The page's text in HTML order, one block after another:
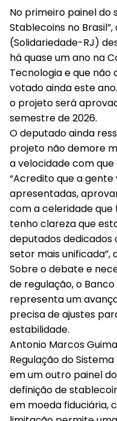
No primeiro painel do
Stablecoins no
(Solidariedade-RJ)
há quase um ano na
Tecnologia e que
votado ainda este
o projeto será
semestre de 2026.
O deputado ainda
projeto não demore
a velocidade com
“Acredito que a
apresentadas,
com a celeridade que
tenho clareza que
deputados dedicados
setor mais unificada”,
Sobre o debate e
de regulação, o
representa um
precisa de ajustes
estabilidade.
Antonio Marcos
Regulação do
em um outro painel
definição de
em moeda fiduciária,